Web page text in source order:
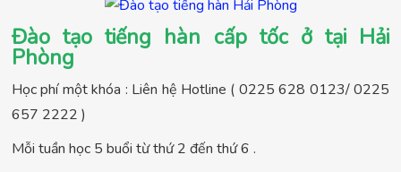
Đào tạo tiếng hàn cấp tốc ở tại Hải
Phòng
Học phí một khóa : Liên hệ Hotline ( 0225 628 0123/ 0225
657 2222 )
Mỗi tuần học 5 buổi từ thứ 2 đến thứ 6 .